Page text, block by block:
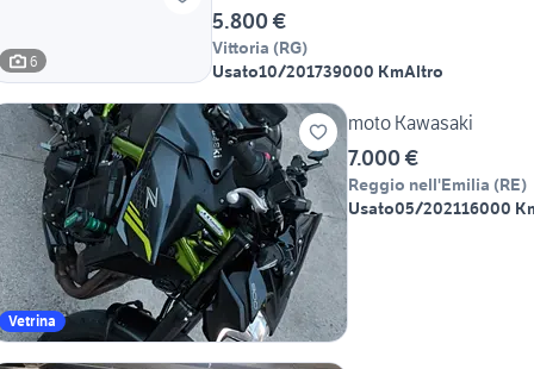
6
5.800 €
Vittoria (RG)
Usato10/201739000 KmAltro
Vetrina
moto Kawasaki
7.000 €
Reggio nell'Emilia (RE)
Usato05/202116000